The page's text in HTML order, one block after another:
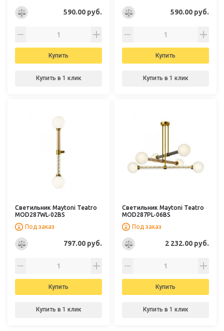
590.00 руб.
Купить
Купить в 1 клик
590.00 руб.
Купить
Купить в 1 клик
Светильник Maytoni Teatro
MOD287WL-02BS
Под заказ
797.00 руб.
Купить
Купить в 1 клик
Светильник Maytoni Teatro
MOD287PL-06BS
Под заказ
2 232.00 руб.
Купить
Купить в 1 клик